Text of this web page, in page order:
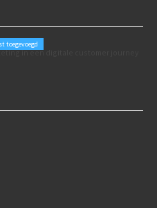
toegevoegd
in een digitale customer journey